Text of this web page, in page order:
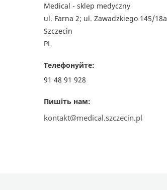
Medical - sklep medyczny
ul. Farna 2; ul. Zawadzkiego 145/18a
Szczecin
PL
Телефонуйте:
91 48 91 928
Пишіть нам:
kontakt@medical.szczecin.pl